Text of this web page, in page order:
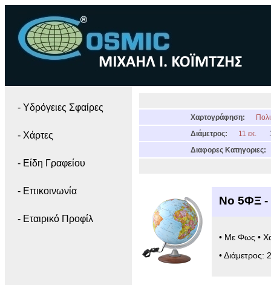
- Yδρόγειες Σφαίρες
- Χάρτες
- Είδη Γραφείου
- Επικοινωνία
- Εταιρικό Προφίλ
Χαρτογράφηση:
Διάμετρος:
11 εκ.
Διαφορες Κατηγοριες:
Νο 5ΦΞ -
• Με Φως •
•